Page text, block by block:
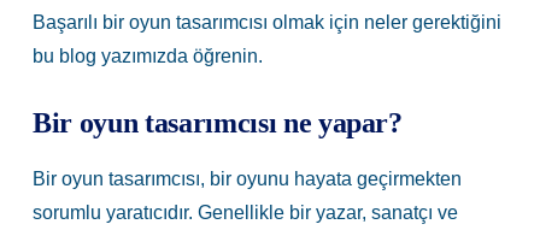
Başarılı bir oyun tasarımcısı olmak için neler gerektiğini
bu blog yazımızda öğrenin.
Bir oyun tasarımcısı ne yapar?
Bir oyun tasarımcısı, bir oyunu hayata geçirmekten
sorumlu yaratıcıdır. Genellikle bir yazar, sanatçı ve